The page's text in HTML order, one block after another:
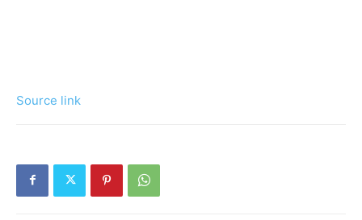
Source link